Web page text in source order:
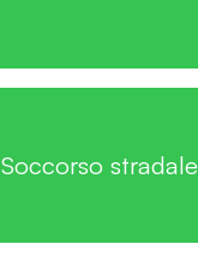
Soccorso stradale